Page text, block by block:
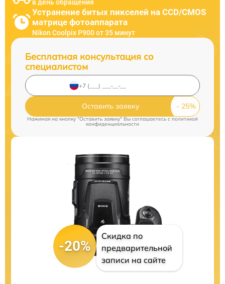
в день обращения
Устранение битых пикселей на CCD/CMOS
матрице фотоаппарата
Nikon Coolpix P900 от 35 минут
Бесплатная консультация со
специалистом
Оставить заявку
Нажимая на кнопку "Оставить заявку" Вы соглашаетесь cполитикой
конфиденциальности
-20%
Скидка по
предварительной
записи на сайте